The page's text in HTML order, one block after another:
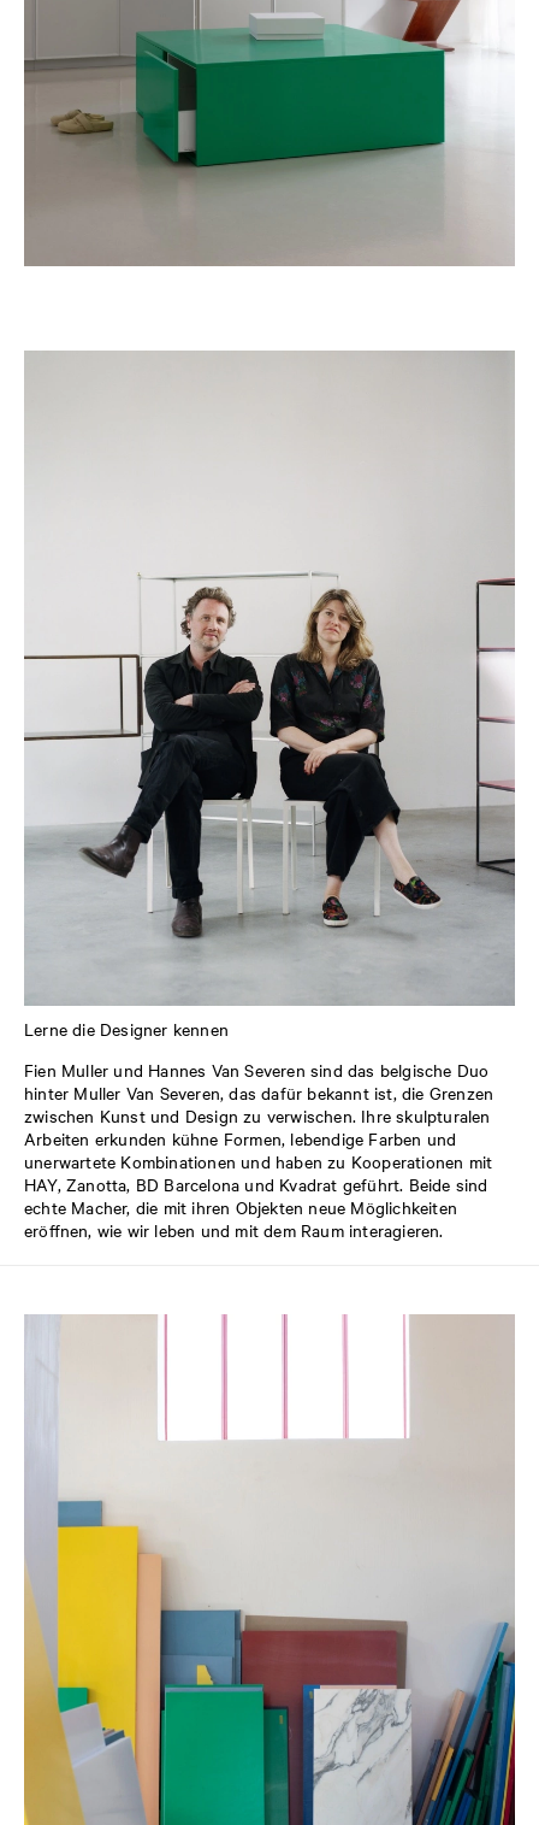
Lerne die Designer kennen
Fien Muller und Hannes Van Severen sind das belgische Duo
hinter Muller Van Severen, das dafür bekannt ist, die Grenzen
zwischen Kunst und Design zu verwischen. Ihre skulpturalen
Arbeiten erkunden kühne Formen, lebendige Farben und
unerwartete Kombinationen und haben zu Kooperationen mit
HAY, Zanotta, BD Barcelona und Kvadrat geführt. Beide sind
echte Macher, die mit ihren Objekten neue Möglichkeiten
eröffnen, wie wir leben und mit dem Raum interagieren.